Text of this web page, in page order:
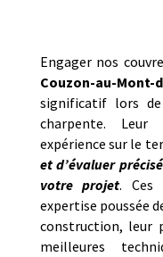
Engager nos
Couzon-au-Mont-
significatif lors
charpente.
expérience sur le
et d’évaluer
votre projet. Ces
expertise poussée
construction, leur
meilleures